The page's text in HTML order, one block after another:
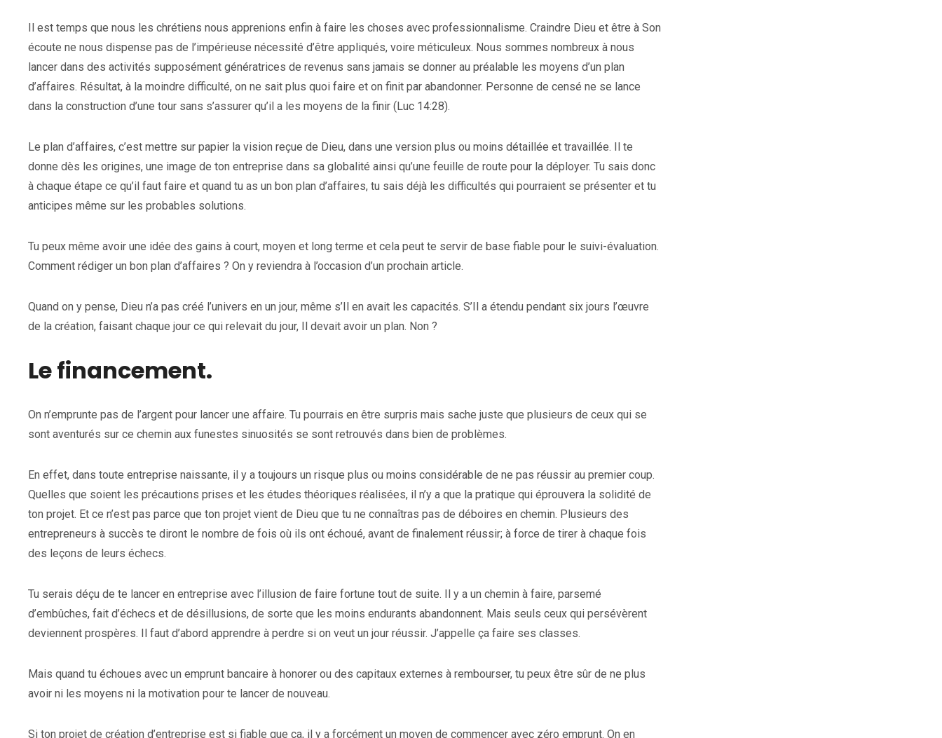
Il est temps que nous les chrétiens nous apprenions enfin à faire les choses avec professionnalisme. Craindre Dieu et être à Son
écoute ne nous dispense pas de l’impérieuse nécessité d’être appliqués, voire méticuleux. Nous sommes nombreux à nous
lancer dans des activités supposément génératrices de revenus sans jamais se donner au préalable les moyens d’un plan
d’affaires. Résultat, à la moindre difficulté, on ne sait plus quoi faire et on finit par abandonner. Personne de censé ne se lance
dans la construction d’une tour sans s’assurer qu’il a les moyens de la finir (Luc 14:28).
Le plan d’affaires, c’est mettre sur papier la vision reçue de Dieu, dans une version plus ou moins détaillée et travaillée. Il te
donne dès les origines, une image de ton entreprise dans sa globalité ainsi qu’une feuille de route pour la déployer. Tu sais donc
à chaque étape ce qu’il faut faire et quand tu as un bon plan d’affaires, tu sais déjà les difficultés qui pourraient se présenter et tu
anticipes même sur les probables solutions.
Tu peux même avoir une idée des gains à court, moyen et long terme et cela peut te servir de base fiable pour le suivi-évaluation.
Comment rédiger un bon plan d’affaires ? On y reviendra à l’occasion d’un prochain article.
Quand on y pense, Dieu n’a pas créé l’univers en un jour, même s’Il en avait les capacités. S’Il a étendu pendant six jours l’œuvre
de la création, faisant chaque jour ce qui relevait du jour, Il devait avoir un plan. Non ?
Le financement.
On n’emprunte pas de l’argent pour lancer une affaire. Tu pourrais en être surpris mais sache juste que plusieurs de ceux qui se
sont aventurés sur ce chemin aux funestes sinuosités se sont retrouvés dans bien de problèmes.
En effet, dans toute entreprise naissante, il y a toujours un risque plus ou moins considérable de ne pas réussir au premier coup.
Quelles que soient les précautions prises et les études théoriques réalisées, il n’y a que la pratique qui éprouvera la solidité de
ton projet. Et ce n’est pas parce que ton projet vient de Dieu que tu ne connaîtras pas de déboires en chemin. Plusieurs des
entrepreneurs à succès te diront le nombre de fois où ils ont échoué, avant de finalement réussir; à force de tirer à chaque fois
des leçons de leurs échecs.
Tu serais déçu de te lancer en entreprise avec l’illusion de faire fortune tout de suite. Il y a un chemin à faire, parsemé
d’embûches, fait d’échecs et de désillusions, de sorte que les moins endurants abandonnent. Mais seuls ceux qui persévèrent
deviennent prospères. Il faut d’abord apprendre à perdre si on veut un jour réussir. J’appelle ça faire ses classes.
Mais quand tu échoues avec un emprunt bancaire à honorer ou des capitaux externes à rembourser, tu peux être sûr de ne plus
avoir ni les moyens ni la motivation pour te lancer de nouveau.
Si ton projet de création d’entreprise est si fiable que ça, il y a forcément un moyen de commencer avec zéro emprunt. On en